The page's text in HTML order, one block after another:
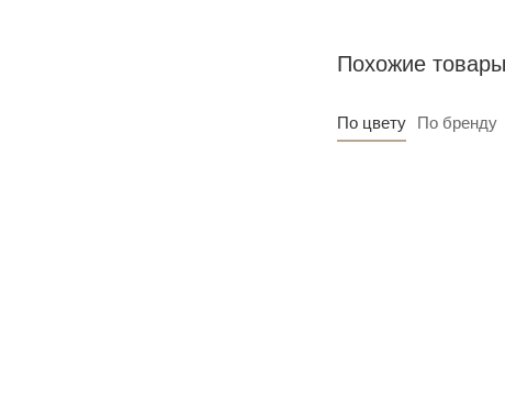
Похожие товары
По цвету По бренду